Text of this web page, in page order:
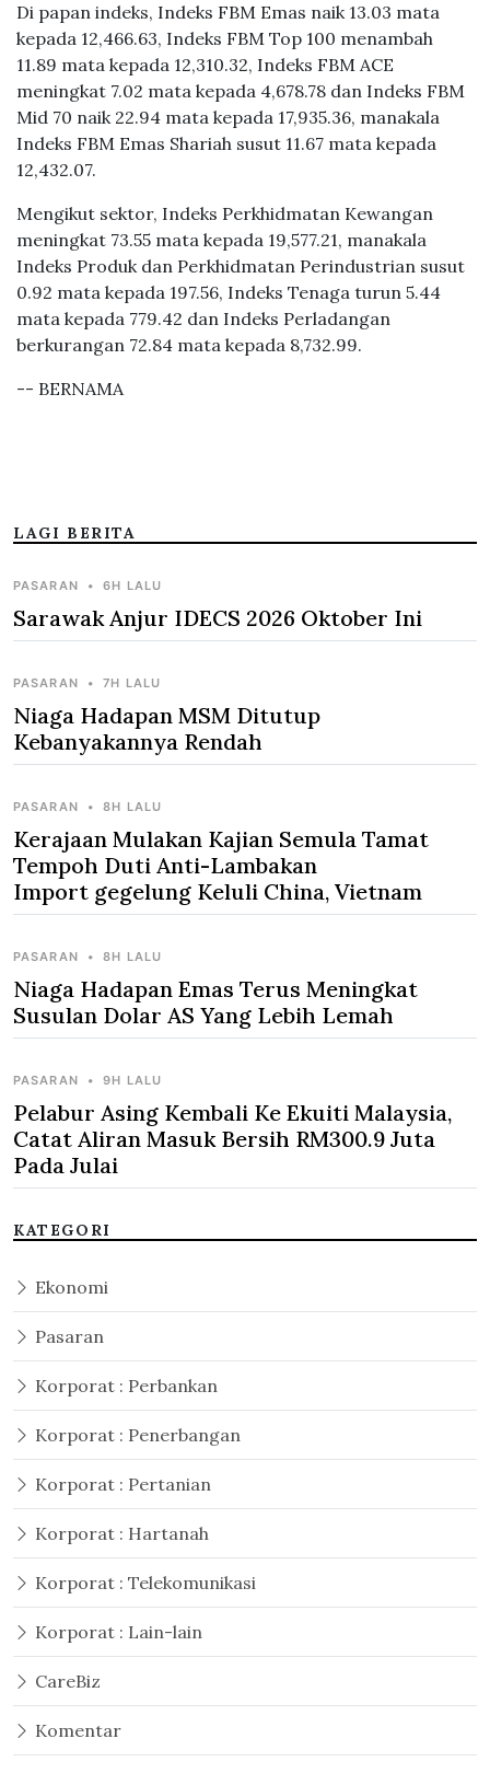
Di papan indeks, Indeks FBM Emas naik 13.03 mata
kepada 12,466.63, Indeks FBM Top 100 menambah
11.89 mata kepada 12,310.32, Indeks FBM ACE
meningkat 7.02 mata kepada 4,678.78 dan Indeks FBM
Mid 70 naik 22.94 mata kepada 17,935.36, manakala
Indeks FBM Emas Shariah susut 11.67 mata kepada
12,432.07.
Mengikut sektor, Indeks Perkhidmatan Kewangan
meningkat 73.55 mata kepada 19,577.21, manakala
Indeks Produk dan Perkhidmatan Perindustrian susut
0.92 mata kepada 197.56, Indeks Tenaga turun 5.44
mata kepada 779.42 dan Indeks Perladangan
berkurangan 72.84 mata kepada 8,732.99.
-- BERNAMA
LAGI BERITA
PASARAN • 6H LALU
Sarawak Anjur IDECS 2026 Oktober Ini
PASARAN • 7H LALU
Niaga Hadapan MSM Ditutup
Kebanyakannya Rendah
PASARAN • 8H LALU
Kerajaan Mulakan Kajian Semula Tamat
Tempoh Duti Anti-Lambakan
Import gegelung Keluli China, Vietnam
PASARAN • 8H LALU
Niaga Hadapan Emas Terus Meningkat
Susulan Dolar AS Yang Lebih Lemah
PASARAN • 9H LALU
Pelabur Asing Kembali Ke Ekuiti Malaysia,
Catat Aliran Masuk Bersih RM300.9 Juta
Pada Julai
KATEGORI
Ekonomi
Pasaran
Korporat : Perbankan
Korporat : Penerbangan
Korporat : Pertanian
Korporat : Hartanah
Korporat : Telekomunikasi
Korporat : Lain-lain
CareBiz
Komentar